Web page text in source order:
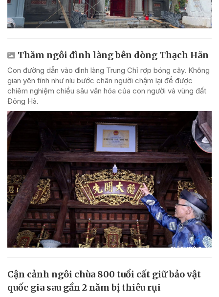
Thăm ngôi đình làng bên dòng Thạch Hãn
Con đường dẫn vào đình làng Trung Chỉ rợp bóng cây. Không
gian yên tĩnh như níu bước chân người chậm lại để được
chiêm nghiệm chiều sâu văn hóa của con người và vùng đất
Đông Hà.
Cận cảnh ngôi chùa 800 tuổi cất giữ bảo vật
quốc gia sau gần 2 năm bị thiêu rụi